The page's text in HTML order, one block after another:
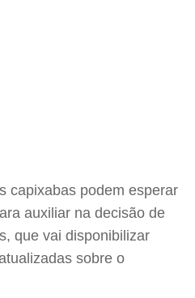
capixabas podem esperar
auxiliar na decisão de
que vai disponibilizar
sobre o